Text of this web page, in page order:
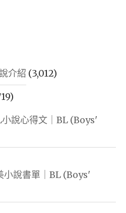
介紹 (3,012)
小說心得文｜BL (Boys'
小說書單｜BL (Boys'